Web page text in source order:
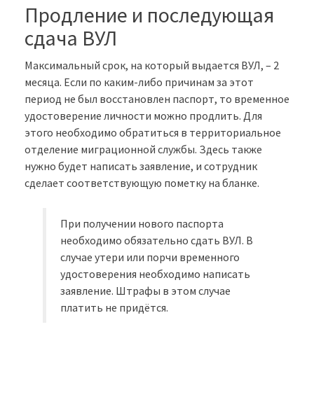
Продление и последующая
сдача ВУЛ
Максимальный срок, на который выдается ВУЛ, – 2
месяца. Если по каким-либо причинам за этот
период не был восстановлен паспорт, то временное
удостоверение личности можно продлить. Для
этого необходимо обратиться в территориальное
отделение миграционной службы. Здесь также
нужно будет написать заявление, и сотрудник
сделает соответствующую пометку на бланке.
При получении нового паспорта
необходимо обязательно сдать ВУЛ. В
случае утери или порчи временного
удостоверения необходимо написать
заявление. Штрафы в этом случае
платить не придётся.